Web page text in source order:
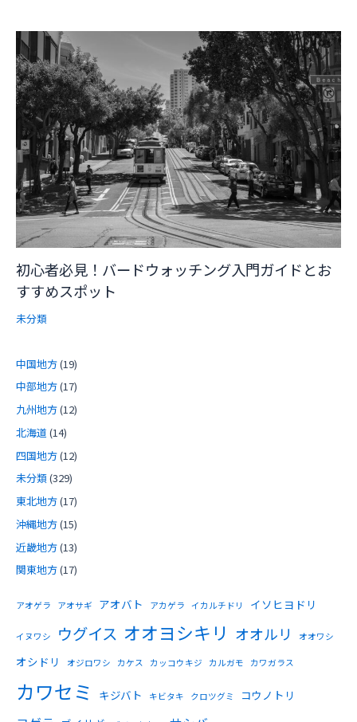
初心者必見！バードウォッチング入門ガイドとお
すすめスポット
未分類
中国地方(19)
中部地方(17)
九州地方(12)
北海道 (14)
四国地方(12)
未分類(329)
東北地方(17)
沖縄地方(15)
近畿地方(13)
関東地方(17)
アオゲラ アオサギ アオバト アカゲラ イカルチドリ イソヒヨドリ
イヌワシ ウグイス オオヨシキリ オオルリ オオワシ
オシドリ オジロワシ カケス カッコウキジ カルガモ カワガラス
カワセミ キジバト キビタキ クロツグミ コウノトリ